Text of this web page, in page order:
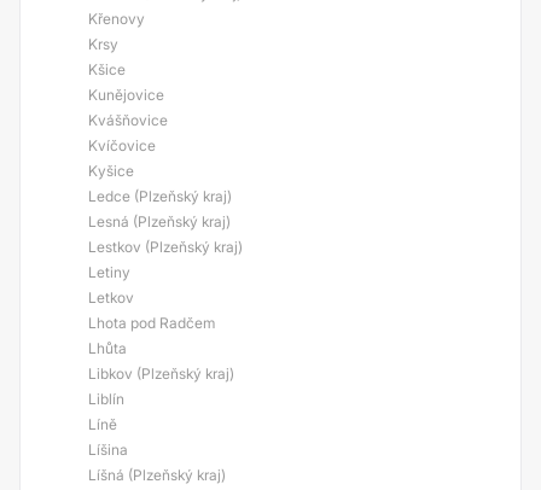
Křenovy
Krsy
Kšice
Kunějovice
Kvášňovice
Kvíčovice
Kyšice
Ledce (Plzeňský kraj)
Lesná (Plzeňský kraj)
Lestkov (Plzeňský kraj)
Letiny
Letkov
Lhota pod Radčem
Lhůta
Libkov (Plzeňský kraj)
Liblín
Líně
Líšina
Líšná (Plzeňský kraj)